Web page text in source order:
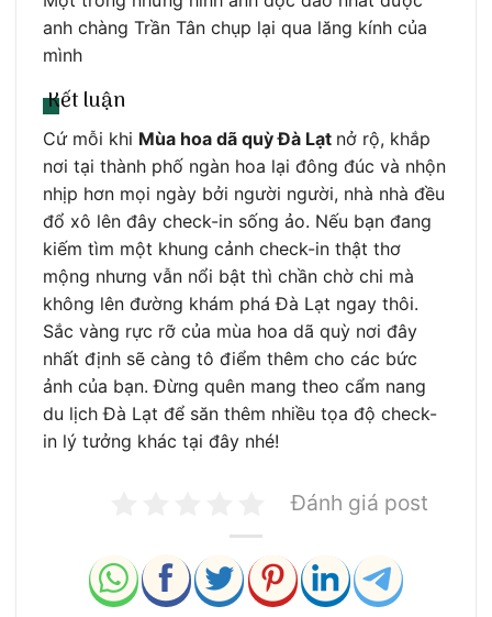
anh chàng Trần Tân chụp lại qua lăng kính của
mình
Kết luận
Cứ mỗi khi Mùa hoa dã quỳ Đà Lạt nở rộ, khắp
nơi tại thành phố ngàn hoa lại đông đúc và nhộn
nhịp hơn mọi ngày bởi người người, nhà nhà đều
đổ xô lên đây check-in sống ảo. Nếu bạn đang
kiếm tìm một khung cảnh check-in thật thơ
mộng nhưng vẫn nổi bật thì chần chờ chi mà
không lên đường khám phá Đà Lạt ngay thôi.
Sắc vàng rực rỡ của mùa hoa dã quỳ nơi đây
nhất định sẽ càng tô điểm thêm cho các bức
ảnh của bạn. Đừng quên mang theo cẩm nang
du lịch Đà Lạt để săn thêm nhiều tọa độ check-
in lý tưởng khác tại đây nhé!
Đánh giá post